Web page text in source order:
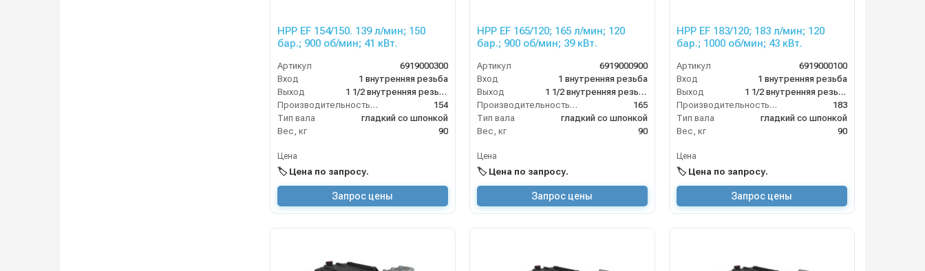
HPP EF 154/150. 139 л/мин; 150
бар.; 900 об/мин; 41 кВт.
Артикул
6919000300
Вход
1 внутренняя резьба
Выход
1 1/2 внутренняя резьба
Производительность (л/мин)
154
Тип вала
гладкий со шпонкой
Вес, кг
90
Цена
🏷️ Цена по запросу.
Запрос цены
HPP EF 165/120; 165 л/мин; 120
бар.; 900 об/мин; 39 кВт.
Артикул
6919000900
Вход
1 внутренняя резьба
Выход
1 1/2 внутренняя резьба
Производительность (л/мин)
165
Тип вала
гладкий со шпонкой
Вес, кг
90
Цена
🏷️ Цена по запросу.
Запрос цены
HPP EF 183/120; 183 л/мин; 120
бар.; 1000 об/мин; 43 кВт.
Артикул
6919000100
Вход
1 внутренняя резьба
Выход
1 1/2 внутренняя резьба
Производительность (л/мин)
183
Тип вала
гладкий со шпонкой
Вес, кг
90
Цена
🏷️ Цена по запросу.
Запрос цены